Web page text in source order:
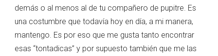
demás o al menos al de tu compañero de pupitre. Es
una costumbre que todavía hoy en día, a mi manera,
mantengo. Es por eso que me gusta tanto encontrar
esas “tontadicas” y por supuesto también que me las